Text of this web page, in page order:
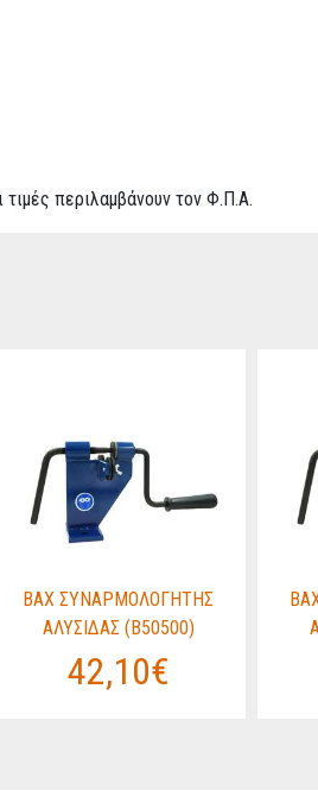
τιμές περιλαμβάνουν τον Φ.Π.Α.
BAX ΣΥΝΑΡΜΟΛΟΓΗΤΗΣ
ΑΛΥΣΙΔΑΣ (B50500)
42,10€